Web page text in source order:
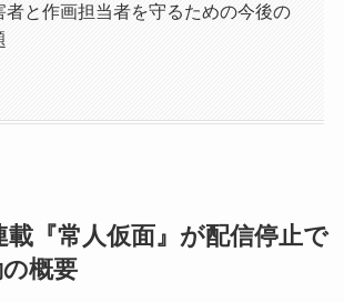
者と作画担当者を守るための今後の
『常人仮面』が配信停止で
概要